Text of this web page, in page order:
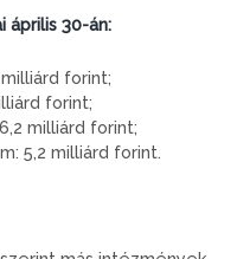
30-án:
forint;
forint;
milliárd forint;
5,2 milliárd forint.